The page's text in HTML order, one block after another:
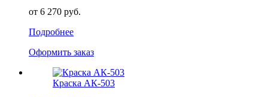
от 6 270 руб.
Подробнее
Оформить заказ
Краска АК-503